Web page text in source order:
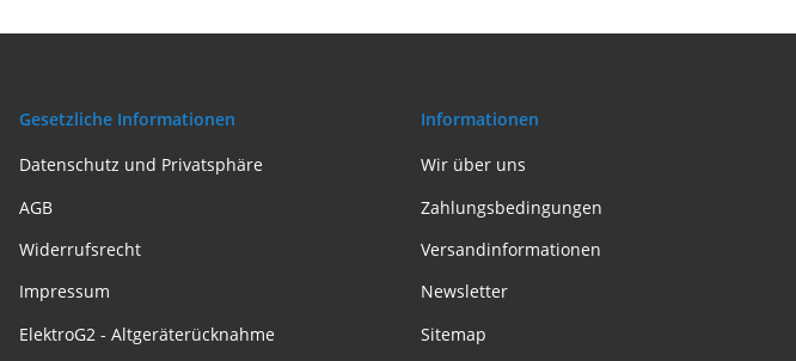
Gesetzliche Informationen
Datenschutz und Privatsphäre
AGB
Widerrufsrecht
Impressum
ElektroG2 - Altgeräterücknahme
Informationen
Wir über uns
Zahlungsbedingungen
Versandinformationen
Newsletter
Sitemap